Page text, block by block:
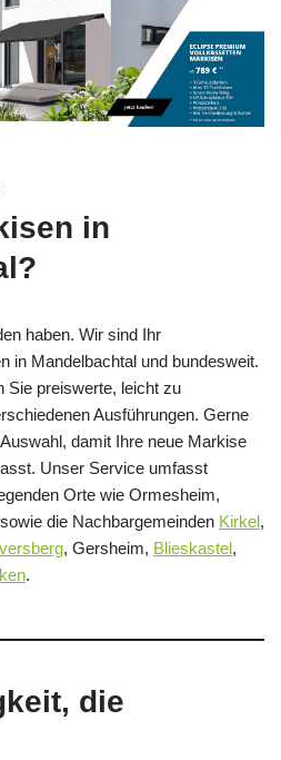
in
haben. Wir sind Ihr
in Mandelbachtal und bundesweit.
Sie preiswerte, leicht zu
Ausführungen. Gerne
damit Ihre neue Markise
Unser Service umfasst
Orte wie Ormesheim,
die Nachbargemeinden Kirkel,
, Gersheim, Blieskastel,
.
die